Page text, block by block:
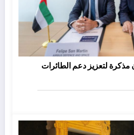
لتعزيز دعم الطائرات